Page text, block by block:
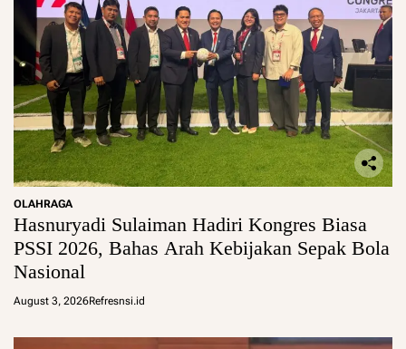
OLAHRAGA
Hasnuryadi Sulaiman Hadiri Kongres Biasa
PSSI 2026, Bahas Arah Kebijakan Sepak Bola
Nasional
August 3, 2026Refresnsi.id